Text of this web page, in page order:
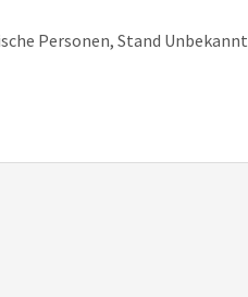
Personen, Stand